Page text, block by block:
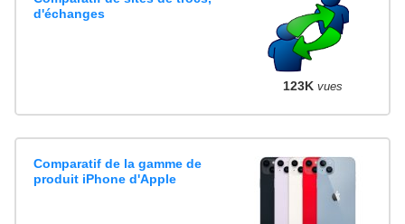
d'échanges
123K vues
Comparatif de la gamme de
produit iPhone d'Apple